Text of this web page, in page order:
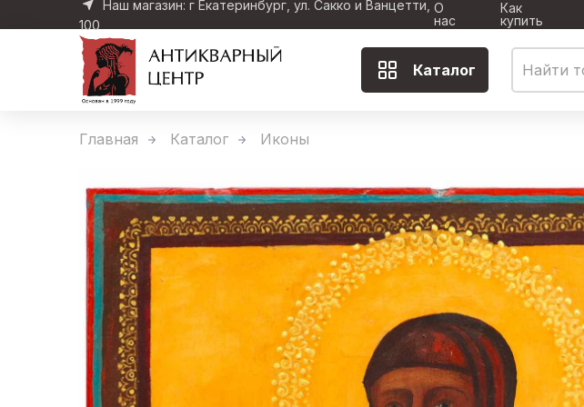
Наш магазин: г Екатеринбург, ул. Сакко и Ванцетти,
100
О
нас
Как
купить
Каталог
Главная Каталог Иконы